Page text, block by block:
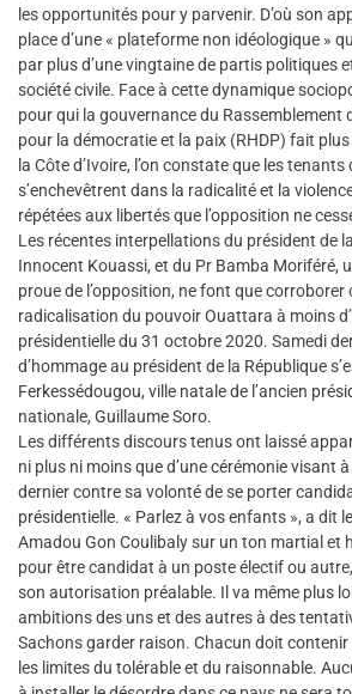
les opportunités pour y parvenir. D’où son
place d’une « plateforme non idéologique »
par plus d’une vingtaine de partis politiques
société civile. Face à cette dynamique
pour qui la gouvernance du Rassemblement
pour la démocratie et la paix (RHDP) fait plus
la Côte d’Ivoire, l’on constate que les
s’enchevêtrent dans la radicalité et la
répétées aux libertés que l’opposition ne
Les récentes interpellations du président de
Innocent Kouassi, et du Pr Bamba Moriféré,
proue de l’opposition, ne font que corroborer
radicalisation du pouvoir Ouattara à moins
présidentielle du 31 octobre 2020. Samedi
d’hommage au président de la République
Ferkessédougou, ville natale de l’ancien
nationale, Guillaume Soro.
Les différents discours tenus ont laissé
ni plus ni moins que d’une cérémonie visant
dernier contre sa volonté de se porter
présidentielle. « Parlez à vos enfants », a dit
Amadou Gon Coulibaly sur un ton martial et
pour être candidat à un poste électif ou
son autorisation préalable. Il va même plus
ambitions des uns et des autres à des
Sachons garder raison. Chacun doit
les limites du tolérable et du raisonnable.